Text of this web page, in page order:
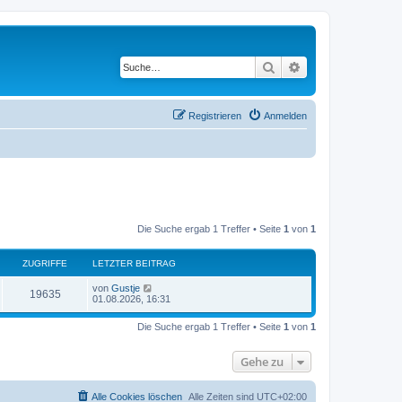
Suche
Anmelden
Registrieren
Die Suche ergab 1 Treffer • Seite 1 von 1
ZUGRIFFE LETZTER BEITRAG
19635Z
u
L
e
z
i
t
von Gustje
01.08.2026, 16:31
Die Suche ergab 1 Treffer • Seite 1 von 1
Gehe zu
Alle Zeiten sind UTC+02:00
Alle Cookies löschen